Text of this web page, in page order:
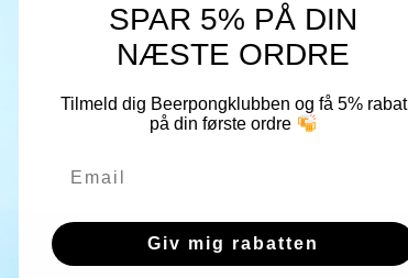
SPAR 5% PÅ DIN
NÆSTE ORDRE
Tilmeld dig Beerpongklubben og få 5% rabat
på din første ordre
Giv mig rabatten